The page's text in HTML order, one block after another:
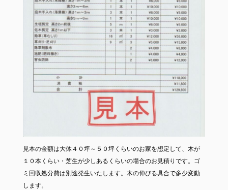
見本の金額は大体４０坪～５０坪くらいのお家を想定して、木が
１０本くらい・芝生が少しあるくらいの場合のお見積りです。ゴ
ミ回収処分費は別途発生いたします。木の伸びる具合で多少変動
します。